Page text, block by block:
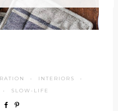
· INTERIORS
·
· SLOW-LIFE